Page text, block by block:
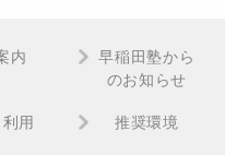
内
早稲田塾から
のお知らせ
用 推奨環境